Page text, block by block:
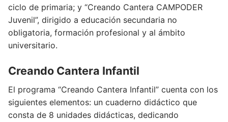
ciclo de primaria; y “Creando Cantera CAMPODER
Juvenil”, dirigido a educación secundaria no
obligatoria, formación profesional y al ámbito
universitario.
Creando Cantera Infantil
El programa “Creando Cantera Infantil” cuenta con los
siguientes elementos: un cuaderno didáctico que
consta de 8 unidades didácticas, dedicando